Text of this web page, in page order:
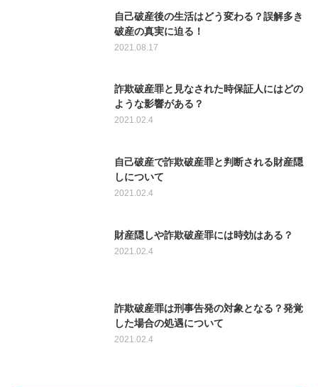
自己破産後の生活はどう変わる？誤解多き
破産の真実に迫る！
2021.08.17
詐欺破産罪と見なされた時保証人にはどの
ような影響がある？
2021.02.4
自己破産で詐欺破産罪と判断される財産隠
しについて
2021.02.4
財産隠しや詐欺破産罪には時効はある？
2021.02.4
詐欺破産罪は刑事告発の対象となる？発覚
した場合の処遇について
2021.02.4